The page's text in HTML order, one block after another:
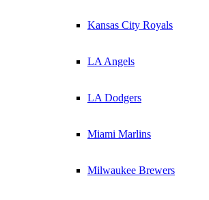
Kansas City Royals
LA Angels
LA Dodgers
Miami Marlins
Milwaukee Brewers